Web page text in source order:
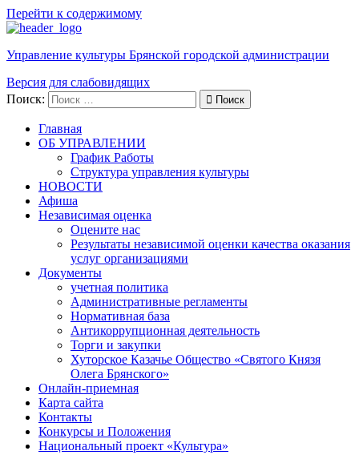
Перейти к содержимому
Управление культуры Брянской городской администрации
Версия для слабовидящих
Поиск:
Поиск
Главная
ОБ УПРАВЛЕНИИ
График Работы
Структура управления культуры
НОВОСТИ
Афиша
Независимая оценка
Оцените нас
Результаты независимой оценки качества оказания
услуг организациями
Документы
учетная политика
Административные регламенты
Нормативная база
Антикоррупционная деятельность
Торги и закупки
Хуторское Казачье Общество «Святого Князя
Олега Брянского»
Онлайн-приемная
Карта сайта
Контакты
Конкурсы и Положения
Национальный проект «Культура»